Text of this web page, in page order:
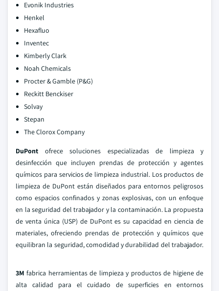
Evonik Industries
Henkel
Hexafluo
Inventec
Kimberly Clark
Noah Chemicals
Procter & Gamble (P&G)
Reckitt Benckiser
Solvay
Stepan
The Clorox Company
DuPont ofrece soluciones especializadas de limpieza y
desinfección que incluyen prendas de protección y agentes
químicos para servicios de limpieza industrial. Los productos de
limpieza de DuPont están diseñados para entornos peligrosos
como espacios confinados y zonas explosivas, con un enfoque
en la seguridad del trabajador y la contaminación. La propuesta
de venta única (USP) de DuPont es su capacidad en ciencia de
materiales, ofreciendo prendas de protección y químicos que
equilibran la seguridad, comodidad y durabilidad del trabajador.
3M fabrica herramientas de limpieza y productos de higiene de
alta calidad para el cuidado de superficies en entornos